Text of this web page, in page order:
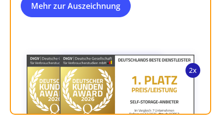
Mehr zur Auszeichnung